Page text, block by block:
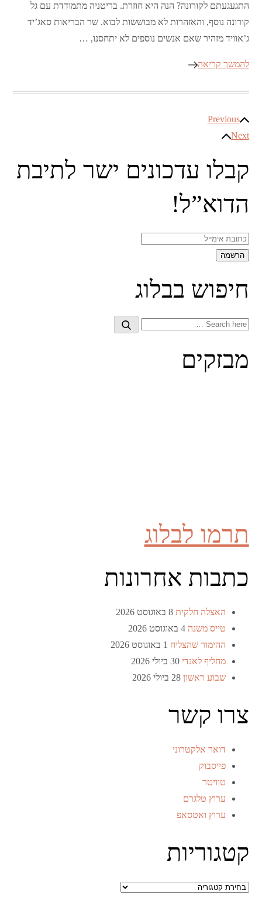
התגעגעתם לקורונה? הנה היא חוזרת. בריטניה מתמודדת עם גל
קורונה נוסף, והאזהרות לא מבוששות לבוא. שר הבריאות סאג’יד
ג’אוויד מזהיר שאם אנשים נוספים לא יתחסנו, …
להמשך קריאה
ניווט
Previous
Next
קבלו עדכונים ישר לתיבת
הדוא”ל!
חיפוש בבלוג
Search
Search
מבזקים
תרמו לבלוג
כתבות אחרונות
האצלה חלקית 8 באוגוסט 2026
טייס משנה 4 באוגוסט 2026
ההימור שהצליח 1 באוגוסט 2026
מחליף לאנדי 30 ביולי 2026
שבוע ראשון 28 ביולי 2026
צרו קשר
דואר אלקטרוני
פייסבוק
טוויטר
ערוץ טלגרם
ערוץ ואטסאפ
קטגוריות
קטגוריות